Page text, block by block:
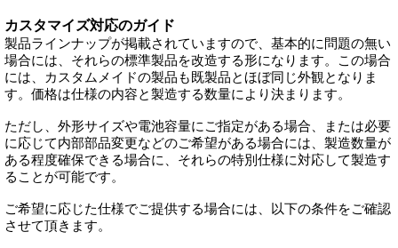
カスタマイズ対応のガイド
製品ラインナップが掲載されていますので、基本的に問題の無い
場合には、それらの標準製品を改造する形になります。この場合
には、カスタムメイドの製品も既製品とほぼ同じ外観となりま
す。価格は仕様の内容と製造する数量により決まります。
ただし、外形サイズや電池容量にご指定がある場合、または必要
に応じて内部部品変更などのご希望がある場合には、製造数量が
ある程度確保できる場合に、それらの特別仕様に対応して製造す
ることが可能です。
ご希望に応じた仕様でご提供する場合には、以下の条件をご確認
させて頂きます。